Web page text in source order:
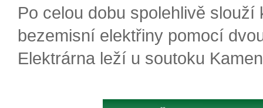
Po celou dobu spolehlivě slouží
bezemisní elektřiny pomocí
Elektrárna leží u soutoku